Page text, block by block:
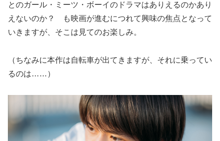
とのガール・ミーツ・ボーイのドラマはありえるのかあり
えないのか？ も映画が進むにつれて興味の焦点となって
いきますが、そこは見てのお楽しみ。
（ちなみに本作は自転車が出てきますが、それに乗ってい
るのは……）